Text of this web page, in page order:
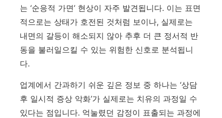
는 ‘순응적 가면’ 현상이 자주 발견됩니다. 이는 표면
적으로는 상태가 호전된 것처럼 보이나, 실제로는
내면의 갈등이 해소되지 않아 추후 더 큰 정서적 반
동을 불러일으킬 수 있는 위험한 신호로 분석됩니
다.
업계에서 간과하기 쉬운 깊은 정보 중 하나는 ‘상담
후 일시적 증상 악화’가 실제로는 치유의 과정일 수
있다는 점입니다. 억눌렸던 감정이 표출되는 과정에